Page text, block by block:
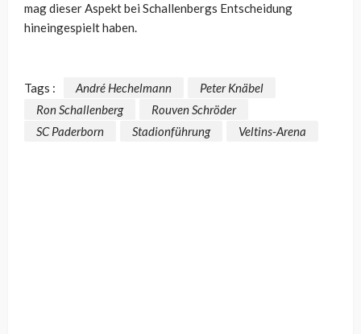
mag dieser Aspekt bei Schallenbergs Entscheidung
hineingespielt haben.
Tags : André Hechelmann
Peter Knäbel
Ron Schallenberg
Rouven Schröder
SC Paderborn
Stadionführung Veltins-Arena